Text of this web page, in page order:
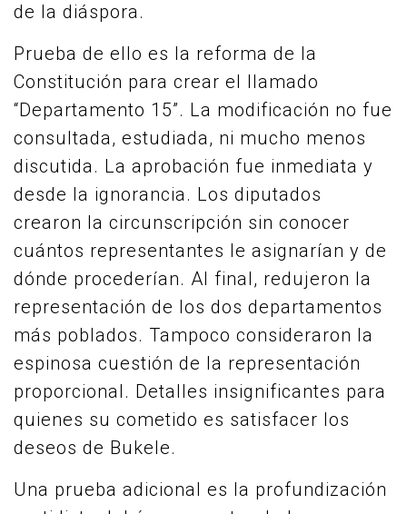
de la diáspora.
Prueba de ello es la reforma de la
Constitución para crear el llamado
“Departamento 15”. La modificación no fue
consultada, estudiada, ni mucho menos
discutida. La aprobación fue inmediata y
desde la ignorancia. Los diputados
crearon la circunscripción sin conocer
cuántos representantes le asignarían y de
dónde procederían. Al final, redujeron la
representación de los dos departamentos
más poblados. Tampoco consideraron la
espinosa cuestión de la representación
proporcional. Detalles insignificantes para
quienes su cometido es satisfacer los
deseos de Bukele.
Una prueba adicional es la profundización